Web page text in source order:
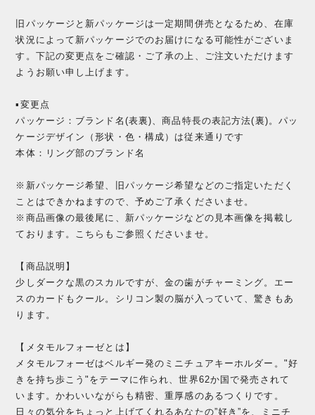
旧パッケージと新パッケージは一定期間併売となるため、在庫
状況によって新パッケージでのお届けになる可能性がございま
す。下記の変更点をご確認・ご了承の上、ご注文いただけます
ようお願い申し上げます。
▪️変更点
パッケージ：ブランド名(表裏)、商品特長の表記方法(裏)。パッ
ケージデザイン（形状・色・構成）は従来通りです
本体：リング部のブランド名
※新パッケージ希望、旧パッケージ希望などのご指定いただく
ことはできかねますので、予めご了承くださいませ。
※商品画像の最後尾に、新パッケージなどの見本画像を掲載し
ております。こちらもご参照くださいませ。
【商品説明】
少しダークな黒のスカルですが、金の歯がチャーミング。エー
スのカードもクール。シリコン製の脳が入っていて、驚きもあ
ります。
【メタモルフォーゼとは】
メタモルフォーゼはベルギー発のミニチュアキーホルダー。"好
きを持ち歩こう"をテーマに作られ、世界62か国で発売されて
います。かわいいながらも精密、重厚感のあるつくりです。
日々の気分をちょっと上げてくれるあなたの”好き”を、ミニチ